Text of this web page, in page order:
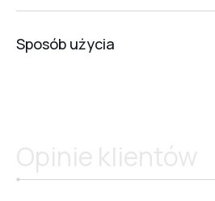
№9
Sposób użycia
Rekomendujemy Base Scotch lub